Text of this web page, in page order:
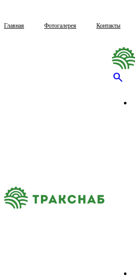
Главная Фотогалерея Контакты
search